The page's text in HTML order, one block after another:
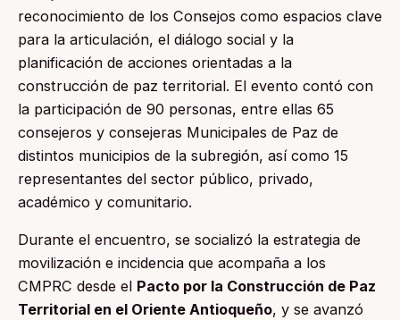
reconocimiento de los Consejos como espacios clave
para la articulación, el diálogo social y la
planificación de acciones orientadas a la
construcción de paz territorial. El evento contó con
la participación de 90 personas, entre ellas 65
consejeros y consejeras Municipales de Paz de
distintos municipios de la subregión, así como 15
representantes del sector público, privado,
académico y comunitario.
Durante el encuentro, se socializó la estrategia de
movilización e incidencia que acompaña a los
CMPRC desde el Pacto por la Construcción de Paz
Territorial en el Oriente Antioqueño, y se avanzó